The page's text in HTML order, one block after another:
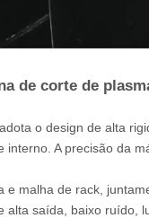
de corte de
o design de alta
interno. A precisão da
e malha de rack,
alta saída, baixo ruído,